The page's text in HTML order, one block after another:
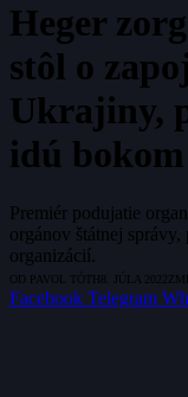
Heger
stôl o
Ukrajiny,
idú bokom
Premiér podujatie
orgánov štátnej
organizácií.
OD PAVOL TÓTH 8. JÚLA 2022
Facebook Telegram